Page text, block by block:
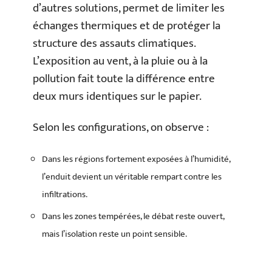
d’autres solutions, permet de limiter les
échanges thermiques et de protéger la
structure des assauts climatiques.
L’exposition au vent, à la pluie ou à la
pollution fait toute la différence entre
deux murs identiques sur le papier.
Selon les configurations, on observe :
Dans les régions fortement exposées à l’humidité,
l’enduit devient un véritable rempart contre les
infiltrations.
Dans les zones tempérées, le débat reste ouvert,
mais l’isolation reste un point sensible.